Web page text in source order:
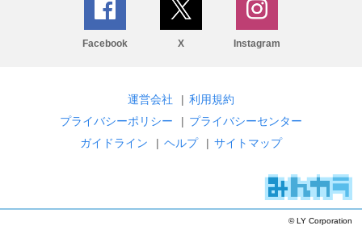
Facebook X Instagram
運営会社 | 利用規約
プライバシーポリシー
| プライバシーセンター
ガイドライン
| ヘルプ | サイトマップ
© LY Corporation